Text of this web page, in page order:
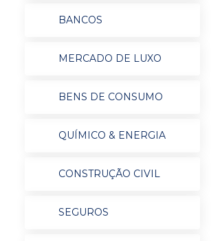
BANCOS
MERCADO DE LUXO
BENS DE CONSUMO
QUÍMICO & ENERGIA
CONSTRUÇÃO CIVIL
SEGUROS